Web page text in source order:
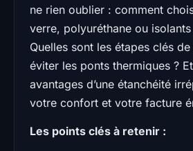
ne rien oublier : comment
verre, polyuréthane ou
Quelles sont les étapes clés
éviter les ponts thermiques ?
avantages d’une étanchéité
votre confort et votre facture
Les points clés à retenir :